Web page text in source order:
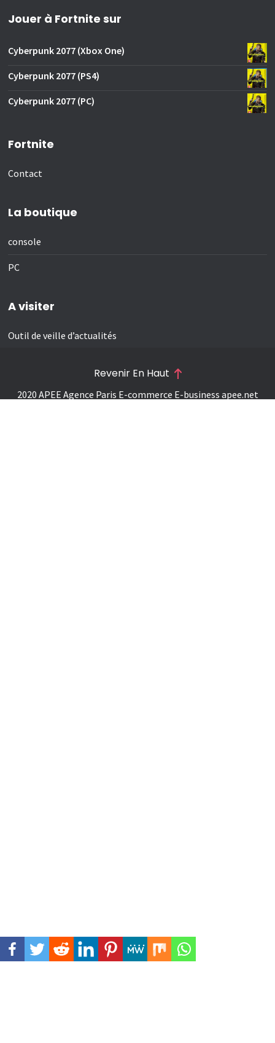
Jouer à Fortnite sur
Cyberpunk 2077 (Xbox One)
Cyberpunk 2077 (PS4)
Cyberpunk 2077 (PC)
Fortnite
Contact
La boutique
console
PC
A visiter
Outil de veille d’actualités
2020 APEE Agence Paris E-commerce E-business apee.net
Revenir En Haut